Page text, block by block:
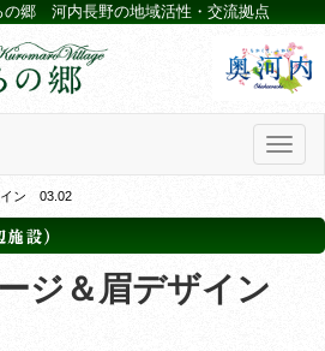
の郷 河内長野の地域活性・交流拠点
イン 03.02
ジ＆眉デザイン